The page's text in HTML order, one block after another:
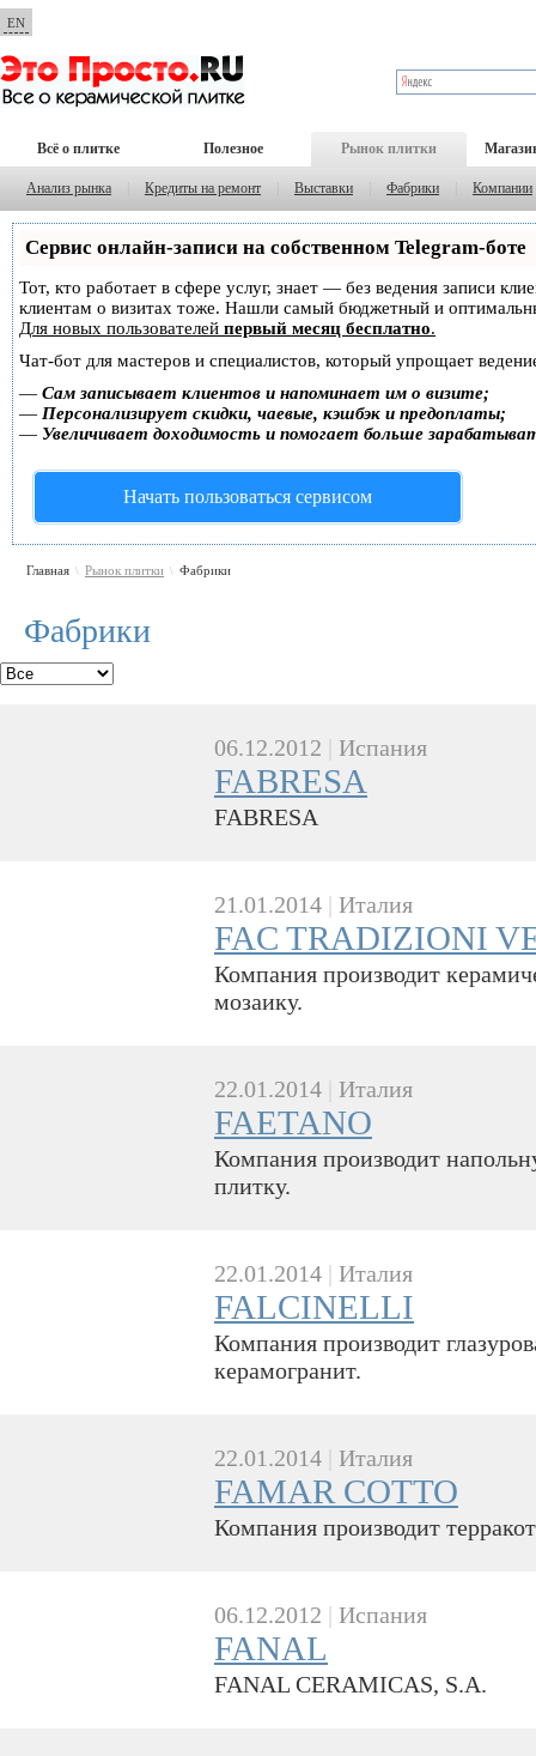
EN
Всё о плитке Полезное Рынок плитки
Анализ рынка Кредиты на ремонт Выставки Фабрики Компании
Сервис онлайн-записи на собственном Telegram-боте
Тот, кто работает в сфере услуг, знает — без ведения записи
клиентам о визитах тоже. Нашли самый бюджетный и
Для новых пользователей первый месяц бесплатно.
Чат-бот для мастеров и специалистов, который упрощает
— Сам записывает клиентов и напоминает им о визите;
— Персонализирует скидки, чаевые, кэшбэк и предоплаты;
— Увеличивает доходимость и помогает больше
Начать пользоваться сервисом
Главная \ Рынок плитки \ Фабрики
Фабрики
06.12.2012 Испания
FABRESA
FABRESA
21.01.2014 | Италия
FAC TRADIZIONI
Компания производит
мозаику.
22.01.2014 Италия
FAETANO
Компания производит
плитку.
22.01.2014 | Италия
FALCINELLI
Компания производит
керамогранит.
22.01.2014 Италия
FAMAR COTTO
Компания производит
06.12.2012 | Испания
FANAL
FANAL CERAMICAS, S.A.